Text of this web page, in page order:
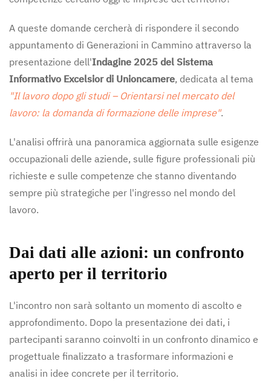
A queste domande cercherà di rispondere il secondo
appuntamento di Generazioni in Cammino attraverso la
presentazione dell'Indagine 2025 del Sistema
Informativo Excelsior di Unioncamere, dedicata al tema
"Il lavoro dopo gli studi – Orientarsi nel mercato del
lavoro: la domanda di formazione delle imprese".
L'analisi offrirà una panoramica aggiornata sulle esigenze
occupazionali delle aziende, sulle figure professionali più
richieste e sulle competenze che stanno diventando
sempre più strategiche per l'ingresso nel mondo del
lavoro.
Dai dati alle azioni: un confronto
aperto per il territorio
L'incontro non sarà soltanto un momento di ascolto e
approfondimento. Dopo la presentazione dei dati, i
partecipanti saranno coinvolti in un confronto dinamico e
progettuale finalizzato a trasformare informazioni e
analisi in idee concrete per il territorio.